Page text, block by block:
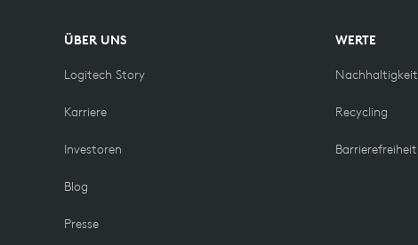
ÜBER UNS
Logitech Story
Karriere
Investoren
Blog
Presse
WERTE
Nachhaltigkeit
Recycling
Barrierefreiheit